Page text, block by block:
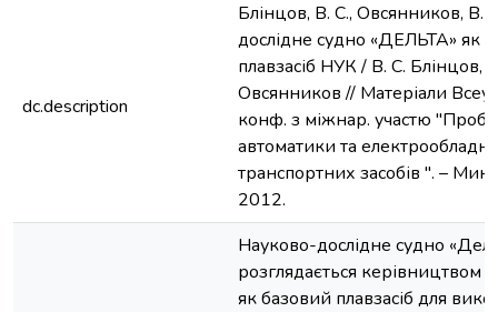
dc.description
Блінцов, В. С., Овсянников, В.
дослідне судно «ДЕЛЬТА» як
плавзасіб НУК / В. С. Блінцов,
Овсянников // Матеріали
конф. з міжнар. участю
автоматики та
транспортних засобів ". –
2012.
Науково-дослідне судно
розглядається керівництвом
як базовий плавзасіб для